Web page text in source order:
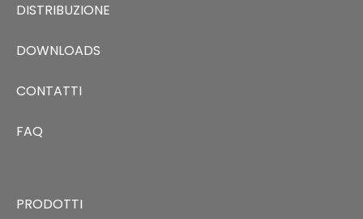
DISTRIBUZIONE
DOWNLOADS
CONTATTI
FAQ
PRODOTTI